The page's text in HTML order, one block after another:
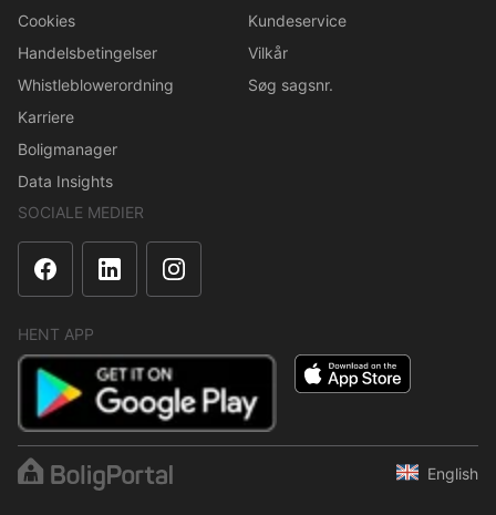
Cookies
Handelsbetingelser
Whistleblowerordning
Karriere
Boligmanager
Data Insights
Kundeservice
Vilkår
Søg sagsnr.
SOCIALE MEDIER
HENT APP
English